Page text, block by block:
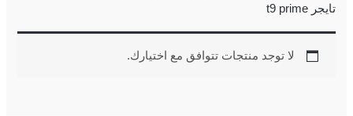
تايجر t9 prime
لا توجد منتجات تتوافق مع اختيارك.